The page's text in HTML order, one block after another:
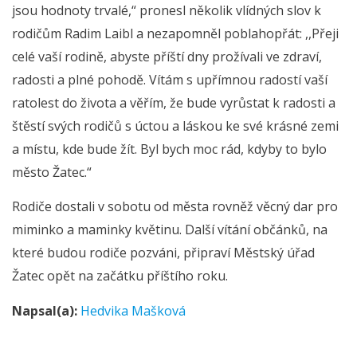
jsou hodnoty trvalé,“ pronesl několik vlídných slov k
rodičům Radim Laibl a nezapomněl poblahopřát: ,,Přeji
celé vaší rodině, abyste příští dny prožívali ve zdraví,
radosti a plné pohodě. Vítám s upřímnou radostí vaší
ratolest do života a věřím, že bude vyrůstat k radosti a
štěstí svých rodičů s úctou a láskou ke své krásné zemi
a místu, kde bude žít. Byl bych moc rád, kdyby to bylo
město Žatec.“
Rodiče dostali v sobotu od města rovněž věcný dar pro
miminko a maminky květinu. Další vítání občánků, na
které budou rodiče pozváni, připraví Městský úřad
Žatec opět na začátku příštího roku.
Napsal(a): Hedvika Mašková